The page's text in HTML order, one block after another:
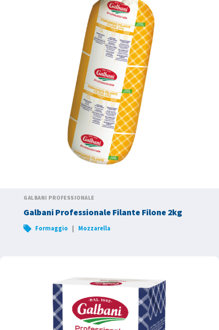
GALBANI PROFESSIONALE
Galbani Professionale Filante Filone 2kg
Formaggio | Mozzarella